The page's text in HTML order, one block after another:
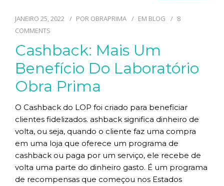
JANEIRO 25, 2022 POR OBRAPRIMA EM BLOG
8
COMMENTS
Cashback: Mais Um
Benefício Do Laboratório
Obra Prima
O Cashback do LOP foi criado para beneficiar
clientes fidelizados. ashback significa dinheiro de
volta, ou seja, quando o cliente faz uma compra
em uma loja que oferece um programa de
cashback ou paga por um serviço, ele recebe de
volta uma parte do dinheiro gasto. É um programa
de recompensas que começou nos Estados